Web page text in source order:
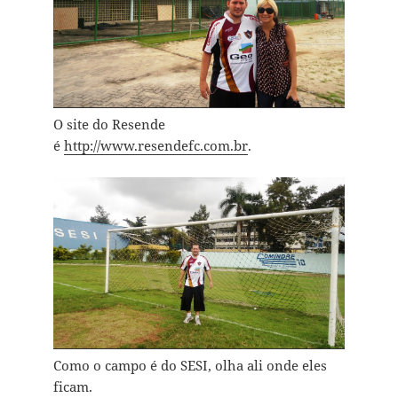
O site do Resende
é http://www.resendefc.com.br.
Como o campo é do SESI, olha ali onde eles
ficam.